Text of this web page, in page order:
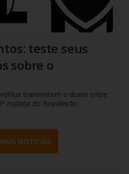
teste seus
sobre o
transmitem o duelo entre
rodada do Brasileirão
NOTÍCIAS